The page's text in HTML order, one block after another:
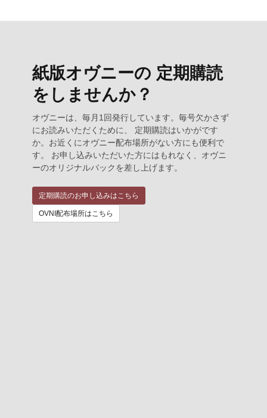
紙版オヴニーの 定期購読
をしませんか？
オヴニーは、毎月1回発行しています。毎号欠かさず
にお読みいただくために、 定期購読はいかがです
か。お近くにオヴニー配布場所がない方にも便利で
す。 お申し込みいただいた方にはもれなく、オヴニ
ーのオリジナルバックを差し上げます。
定期購読のお申し込みはこちら
OVNI配布場所はこちら